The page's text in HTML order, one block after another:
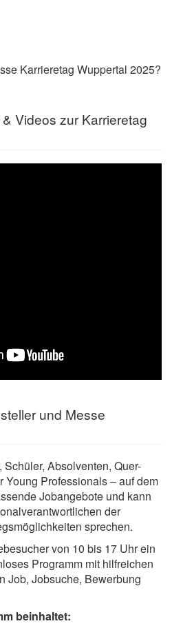
Karrieretag Wuppertal 2025?
Videos zur Karrieretag
und Messe
Absolventen, Quer-
Young Professionals – auf dem
Jobangebote und kann
der
sprechen.
von 10 bis 17 Uhr ein
Programm mit hilfreichen
Job, Jobsuche, Bewerbung
beinhaltet: